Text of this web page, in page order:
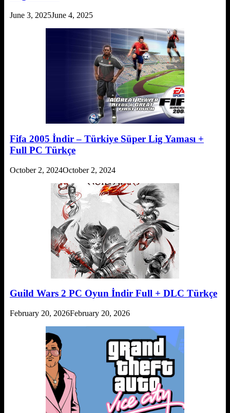
June 3, 2025June 4, 2025
Fifa 2005 İndir – Türkiye Süper Lig Yaması +
Full PC Türkçe
October 2, 2024October 2, 2024
Guild Wars 2 PC Oyun İndir Full + DLC Türkçe
February 20, 2026February 20, 2026